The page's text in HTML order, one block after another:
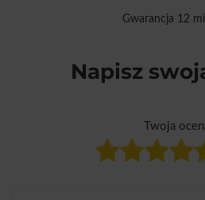
Gwarancja 12
Napisz
Twoja